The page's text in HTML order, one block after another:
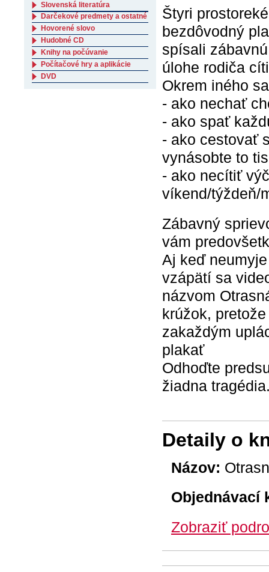
Štyri
bezdôvodný
spísali
úlohe rodiča
Okrem iného
- ako nechať
- ako spať
- ako cestovať
vynásobte to
- ako necítiť
víkend/týždeň/
Zábavný
vám
Aj keď
vzápätí sa
názvom
krúžok,
zakaždým
plakať
Odhoďte
žiadna
Detaily o
Názov:
Objednávací
Zobraziť
Slovenská literatúra
Darčekové predmety a ostatné
Hovorené slovo
Hudobné CD
Knihy na počúvanie
Počítačové hry a aplikácie
DVD